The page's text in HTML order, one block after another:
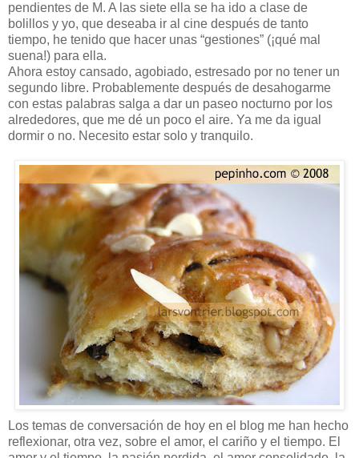
pendientes de M. A las siete ella se ha ido a clase de
bolillos y yo, que deseaba ir al cine después de tanto
tiempo, he tenido que hacer unas “gestiones” (¡qué mal
suena!) para ella.
Ahora estoy cansado, agobiado, estresado por no tener un
segundo libre. Probablemente después de desahogarme
con estas palabras salga a dar un paseo nocturno por los
alrededores, que me dé un poco el aire. Ya me da igual
dormir o no. Necesito estar solo y tranquilo.
Los temas de conversación de hoy en el blog me han hecho
reflexionar, otra vez, sobre el amor, el cariño y el tiempo. El